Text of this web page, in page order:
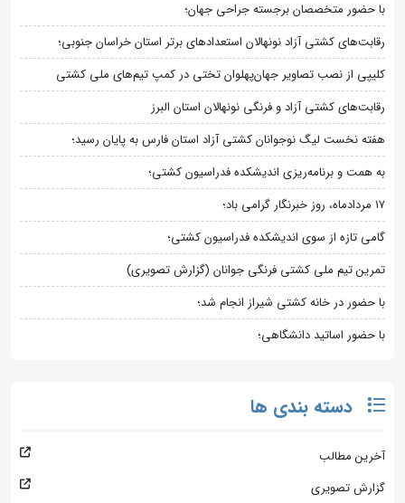
با حضور متخصصان برجسته جراحی جهان؛
رقابت‌های کشتی آزاد نونهالان استعدادهای برتر استان خراسان جنوبی؛
کلیپی از نصب تصاویر جهان‌پهلوان تختی در کمپ تیم‌های ملی کشتی
رقابت‌های کشتی آزاد و فرنگی نونهالان استان البرز
هفته نخست لیگ نوجوانان کشتی آزاد استان فارس به پایان رسید؛
به همت و برنامه‌ریزی اندیشکده فدراسیون کشتی؛
۱۷ مردادماه، روز خبرنگار گرامی باد؛
گامی تازه از سوی اندیشکده فدراسیون کشتی؛
تمرین تیم ملی کشتی فرنگی جوانان (گزارش تصویری)
با حضور در خانه کشتی شیراز انجام شد؛
با حضور اساتید دانشگاهی؛
دسته بندی ها
آخرین مطالب
گزارش تصویری